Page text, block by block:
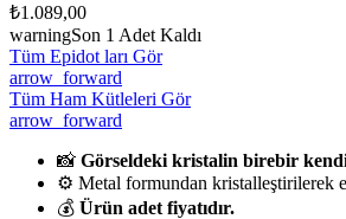
₺1.089,00
warningSon 1 Adet Kaldı
Tüm Epidot ları Gör
arrow_forward
Tüm Ham Kütleleri Gör
arrow_forward
📸 Görseldeki kristalin birebir
⚙️ Metal formundan kristalleştirilerek
💰 Ürün adet fiyatıdır.